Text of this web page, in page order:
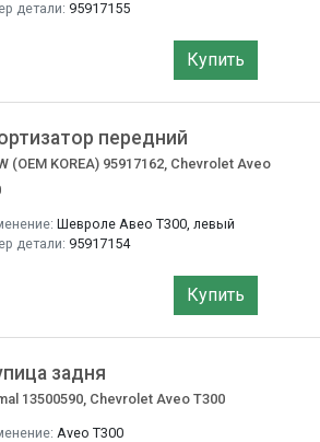
детали: 95917155
Купить
передний
(OEM KOREA) 95917162, Chevrolet Aveo
Шевроле Авео T300, левый
детали: 95917154
Купить
задня
13500590, Chevrolet Aveo T300
Aveo T300